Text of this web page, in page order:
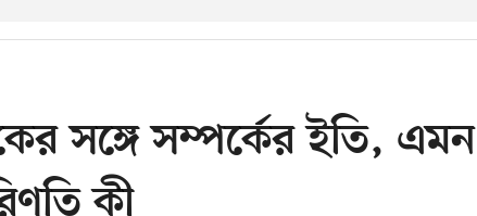
সঙ্গে সম্পর্কের ইতি, এমন
কী